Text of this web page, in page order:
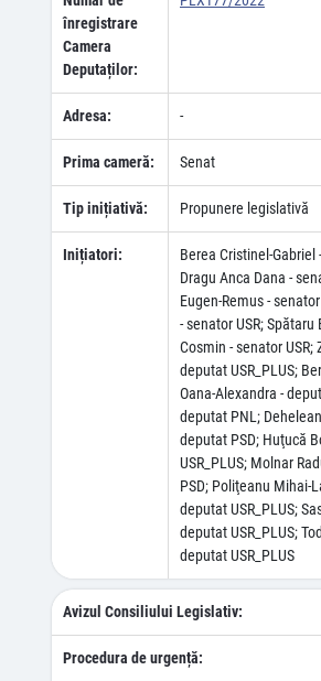
înregistrare
Camera
Deputaților:
Adresa: -
Prima cameră: Senat
Tip inițiativă: Propunere legislativă
Inițiatori:
Berea Cristinel-Gabriel
Dragu Anca Dana -
Eugen-Remus -
- senator USR;
Cosmin - senator
deputat USR_PLUS;
Oana-Alexandra -
deputat PNL;
deputat PSD; Huţucă
USR_PLUS; Molnar
PSD; Poliţeanu Mihai-
deputat USR_PLUS;
deputat USR_PLUS;
deputat USR_PLUS
Avizul Consiliului Legislativ:
Procedura de urgență: